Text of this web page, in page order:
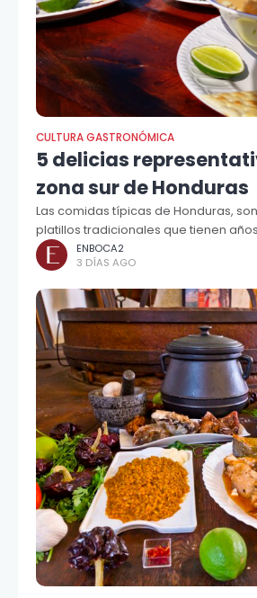
CULTURA GASTRONÓMICA
5 delicias
zona sur de Honduras
Las comidas típicas de Honduras,
platillos tradicionales que tienen
ENBOCA2
3 DÍAS AGO